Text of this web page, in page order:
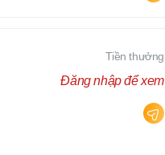
Tiền thưởng
Đăng nhập để xem